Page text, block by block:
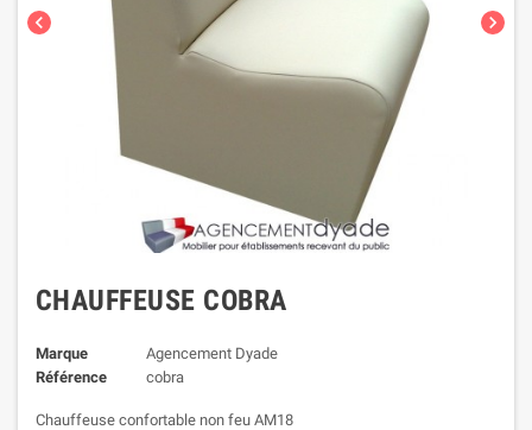
chevron_left chevron_right
CHAUFFEUSE COBRA
Marque
Agencement Dyade
Référence
cobra
Chauffeuse confortable non feu AM18